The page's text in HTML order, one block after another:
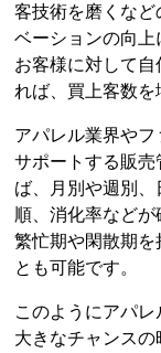
客技術を磨くな
ベーションの向
お客様に対して
れば、買上客数を
アパレル業界や
サポートする販
ば、月別や週別
順、消化率など
繁忙期や閑散期を
とも可能です。
このようにアパ
大きなチャンス